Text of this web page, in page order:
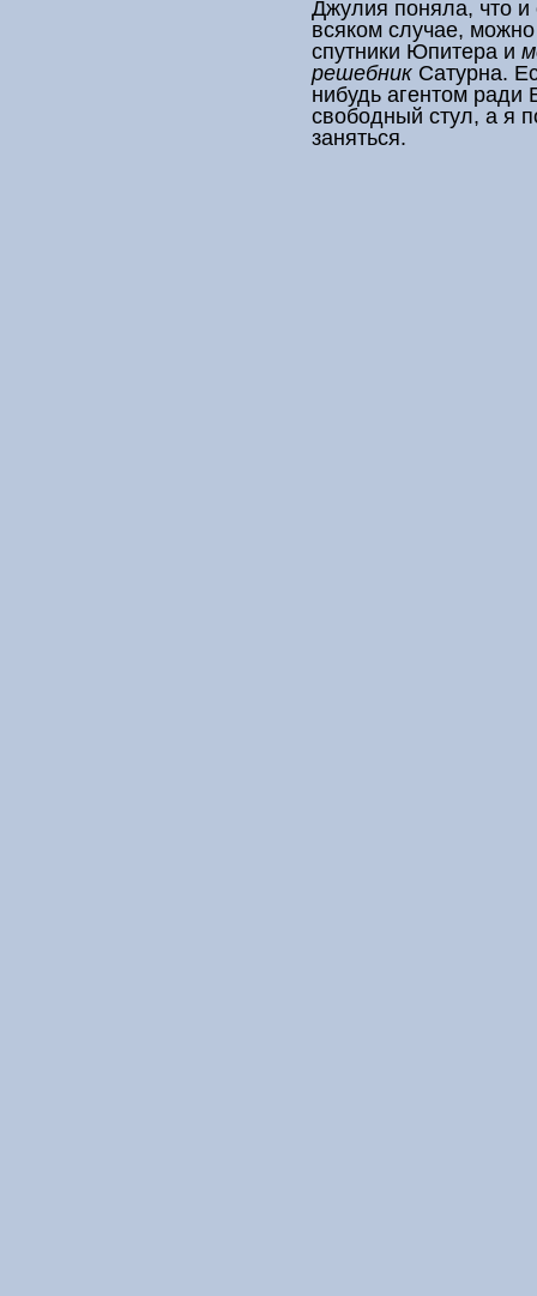
Джулия поняла, что и
всяком случае,
спутники Юпитера и
решебник Сатурна.
нибудь агентом ради
свободный стул, а я
заняться.